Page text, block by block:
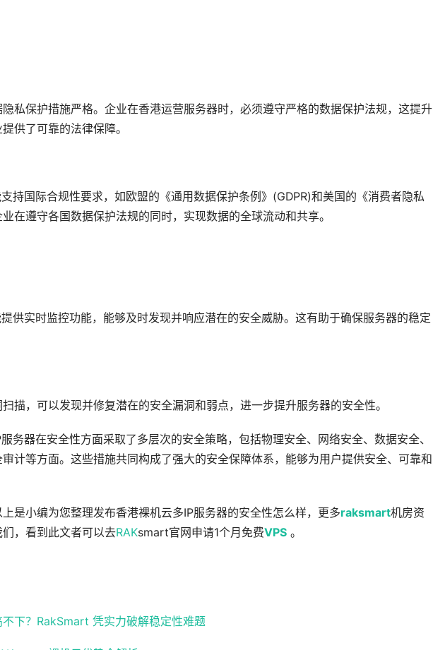
私保护措施严格。企业在香港运营服务器时，必须遵守严格的数据保护法规，这提升
供了可靠的法律保障。
持国际合规性要求，如欧盟的《通用数据保护条例》(GDPR)和美国的《消费者隐私
在遵守各国数据保护法规的同时，实现数据的全球流动和共享。
供实时监控功能，能够及时发现并响应潜在的安全威胁。这有助于确保服务器的稳定
描，可以发现并修复潜在的安全漏洞和弱点，进一步提升服务器的安全性。
务器在安全性方面采取了多层次的安全策略，包括物理安全、网络安全、数据安全、
计等方面。这些措施共同构成了强大的安全保障体系，能够为用户提供安全、可靠和
是小编为您整理发布香港裸机云多IP服务器的安全性怎么样，更多raksmart机房资
，看到此文者可以去RAKsmart官网申请1个月免费VPS 。
下？RakSmart 凭实力破解稳定性难题